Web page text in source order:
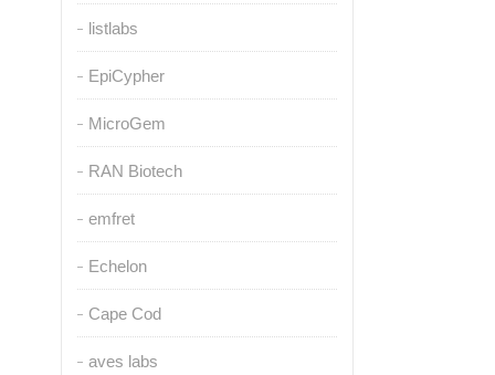
listlabs
EpiCypher
MicroGem
RAN Biotech
emfret
Echelon
Cape Cod
aves labs